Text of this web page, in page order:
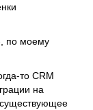
по моему
то CRM
на